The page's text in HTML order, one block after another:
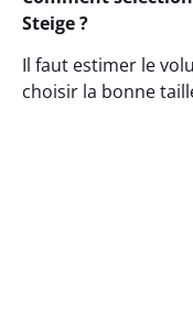
Steige ?
Il faut estimer le
choisir la bonne